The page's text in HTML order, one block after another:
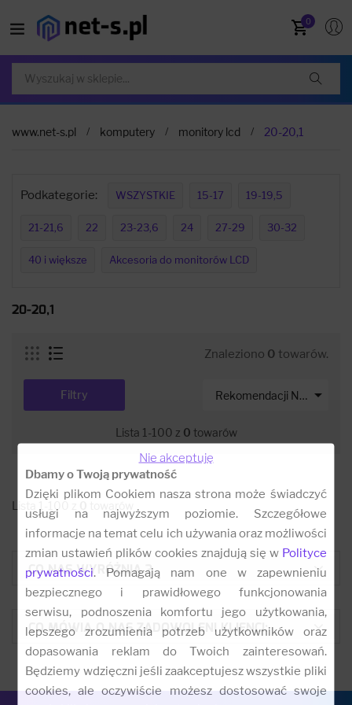
0
www.net-s.pl komputery monitory lcd 20-20,1
Podkategorie: WSZYSTKIE 15-17 19-19,5
21-21,6 22 23-23,6 24 27-29 30-32
40 i większe Akcesoria do monitorów LCD
20-20,1
Znaleziono 0 towarów.
Rekomendacji Net-s 
Filtry
Lista 1-100 z 0 towarów
Lista 1-100 z
CO NAS WYRÓŻNIA ?
CO MÓWIĄ O NAS ZADOWOLENI KLIENCI:
Nie akceptuję
Dbamy o Twoją prywatność
Dzięki plikom Cookiem nasza strona może świadczyć
usługi na najwyższym poziomie. Szczegółowe
informacje na temat celu ich używania oraz możliwości
zmian ustawień plików cookies znajdują się w Polityce
prywatności. Pomagają nam one w zapewnieniu
bezpiecznego i prawidłowego funkcjonowania
serwisu, podnoszenia komfortu jego użytkowania,
lepszego zrozumienia potrzeb użytkowników oraz
dopasowania reklam do Twoich zainteresowań.
Będziemy wdzięczni jeśli zaakceptujesz wszystkie pliki
cookies, ale oczywiście możesz dostosować swoje